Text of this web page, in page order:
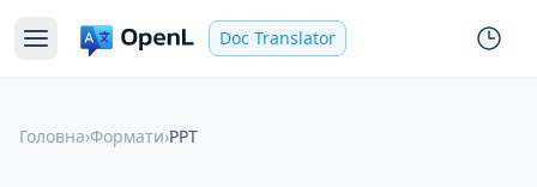
Doc Translator
Головна›Формати›PPT